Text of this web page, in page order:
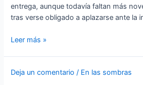
entrega, aunque todavía faltan más
tras verse obligado a aplazarse ante la
DarkMAD
Leer más »
Deja un comentario / En las sombras